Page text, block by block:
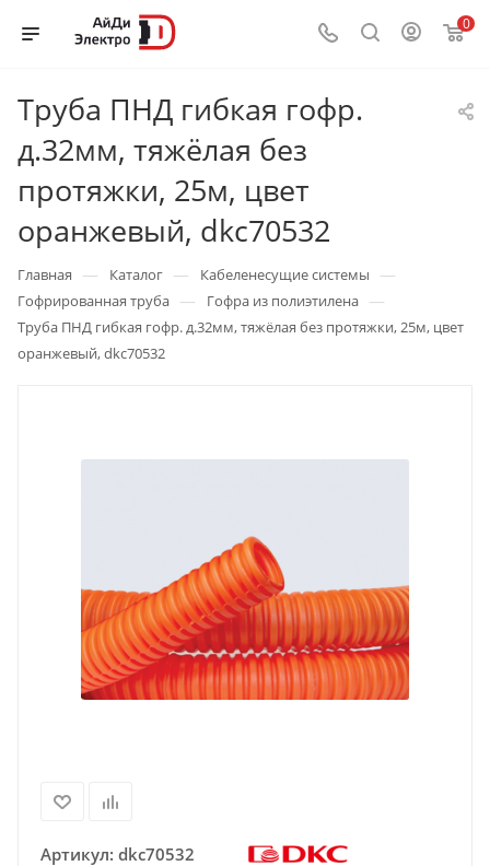
0
Труба ПНД гибкая гофр.
д.32мм, тяжёлая без
протяжки, 25м, цвет
оранжевый, dkc70532
Главная — Каталог — Кабеленесущие системы —
Гофрированная труба — Гофра из полиэтилена —
Труба ПНД гибкая гофр. д.32мм, тяжёлая без протяжки, 25м, цвет
оранжевый, dkc70532
Артикул: dkc70532